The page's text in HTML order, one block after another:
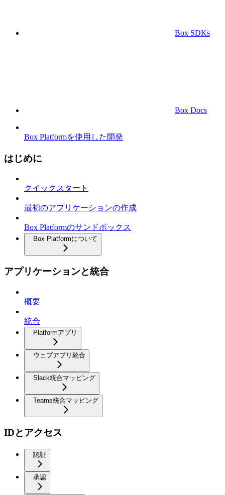
Box SDKs
Box Docs
Box Platformを使用した開発
はじめに
クイックスタート
最初のアプリケーションの作成
Box Platformのサンドボックス
Box Platformについて
アプリケーションと統合
概要
統合
Platformアプリ
ウェブアプリ統合
Slack統合マッピング
Teams統合マッピング
IDとアクセス
認証
承認